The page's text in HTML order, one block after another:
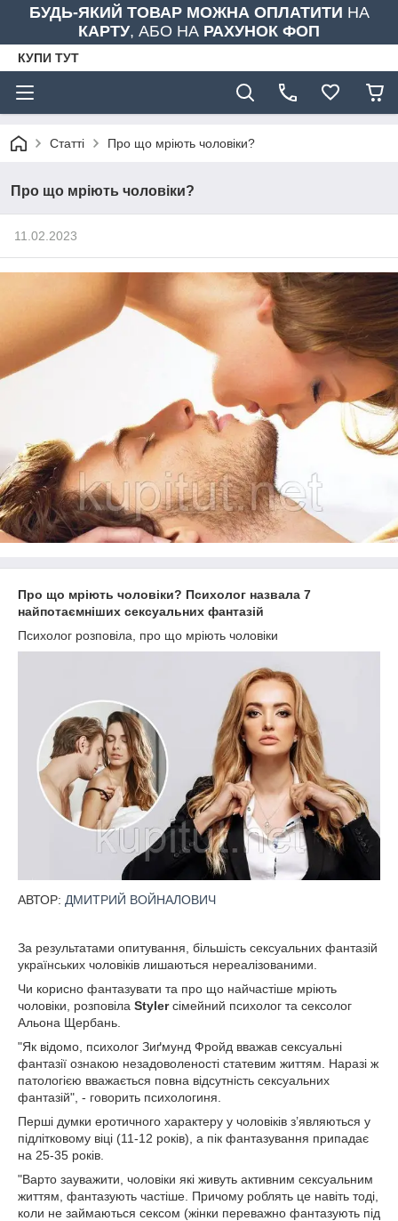
БУДЬ-ЯКИЙ ТОВАР МОЖНА ОПЛАТИТИ НА
КАРТУ, АБО НА РАХУНОК ФОП
КУПИ ТУТ
Статті Про що мріють чоловіки?
Про що мріють чоловіки?
11.02.2023
Про що мріють чоловіки? Психолог назвала 7
найпотаємніших сексуальних фантазій
Психолог розповіла, про що мріють чоловіки
АВТОР: ДМИТРИЙ ВОЙНАЛОВИЧ
За результатами опитування, більшість сексуальних фантазій
українських чоловіків лишаються нереалізованими.
Чи корисно фантазувати та про що найчастіше мріють
чоловіки, розповіла Stylerсімейний психолог та сексолог
Альона Щербань.
"Як відомо, психолог Зиґмунд Фройд вважав сексуальні
фантазії ознакою незадоволеності статевим життям. Наразі ж
патологією вважається повна відсутність сексуальних
фантазій", - говорить психологиня.
Перші думки еротичного характеру у чоловіків з’являються у
підлітковому віці (11-12 років), а пік фантазування припадає
на 25-35 років.
"Варто зауважити, чоловіки які живуть активним сексуальним
життям, фантазують частіше. Причому роблять це навіть тоді,
коли не займаються сексом (жінки переважно фантазують під